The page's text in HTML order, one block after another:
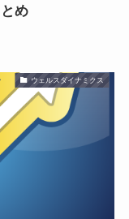
め
ウェルスダイナミクス